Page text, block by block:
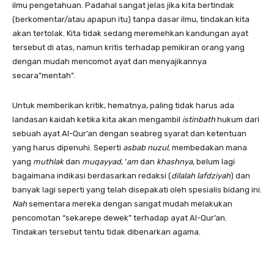
ilmu pengetahuan. Padahal sangat jelas jika kita bertindak
(berkomentar/atau apapun itu) tanpa dasar ilmu, tindakan kita
akan tertolak. Kita tidak sedang meremehkan kandungan ayat
tersebut di atas, namun kritis terhadap pemikiran orang yang
dengan mudah mencomot ayat dan menyajikannya
secara”mentah”.
Untuk memberikan kritik, hematnya, paling tidak harus ada
landasan kaidah ketika kita akan mengambil istinbath hukum dari
sebuah ayat Al-Qur’an dengan seabreg syarat dan ketentuan
yang harus dipenuhi. Seperti asbab nuzul, membedakan mana
yang muthlakdan muqayyad, ‘am dan khashnya, belum lagi
bagaimana indikasi berdasarkan redaksi (dilalah lafdziyah) dan
banyak lagi seperti yang telah disepakati oleh spesialis bidang ini.
Nah sementara mereka dengan sangat mudah melakukan
pencomotan “sekarepe dewek” terhadap ayat Al-Qur’an.
Tindakan tersebut tentu tidak dibenarkan agama.